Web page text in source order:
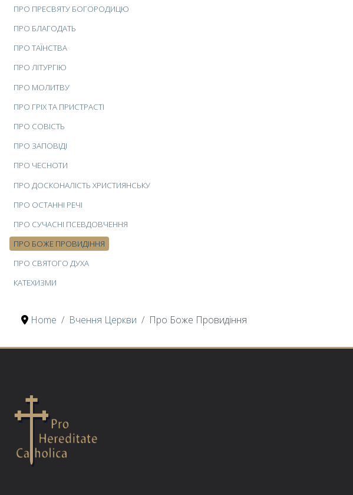
ПРО ПРЕСВЯТУ БОГОРОДИЦЮ
ПРО БЛАГОДАТЬ
ПРО ТАЇНСТВА
ПРО ЛІТУРГІЮ
ПРО МОЛИТВУ
ПРО ГРІХ ТА ПРИСТРАСТІ
ПРО СОВІСТЬ
ПРО ЗАПОВІДІ
ПРО ЧЕСНОТИ
ПРО ДОСКОНАЛІСТЬ ХРИСТИЯНСЬКУ
ПРО ОСТАННІ РЕЧІ
ПРО СУЧАСНІ ПСЕВДОВЧЕННЯ
ПРО БОЖЕ ПРОВИДІННЯ
ПРО СВЯТОГО ДУХА
КАТЕХИЗМИ
Home Вчення Церкви Про Боже Провидіння